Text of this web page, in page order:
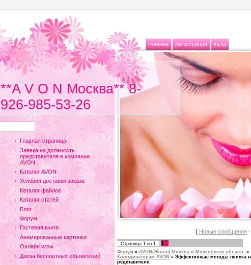
главная регистрация вход
**A V O N Москва** 8-
926-985-53-26
Главная страница
Заявка на должность
представителя в компании
AVON .
Каталог AVON
Условия доставки заказа
Каталог файлов
Каталог статей
Блог
Форум
Гостевая книга
Анимированные картинки
Онлайн игры
Доска бесплатных объявлений
[ Новые сообщения·
Страница 1из 1 1
Форум » AVON(Эйвон) Москва и Московская область »
Координаторам AVON » Эффективные методы поиска
редставителе